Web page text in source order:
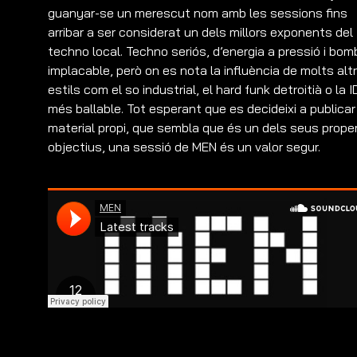
guanyar-se un merescut nom amb les sessions fins
arribar a ser considerat un dels millors exponents del
techno local. Techno seriós, d’energia a pressió i
implacable, però on es nota la influència de molts
estils com el so industrial, el hard funk detroitià o la
més ballable. Tot esperant que es decideixi a publicar
material propi, que sembla que és un dels seus
objectius, una sessió de MEN és un valor segur.